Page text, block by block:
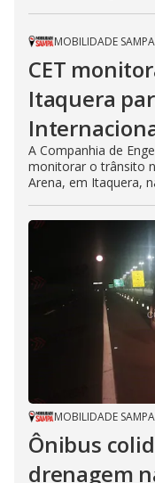
MOBILIDADE SAMPA
CET
Itaquera
A Companhia de
monitorar o trânsito
Arena, em Itaquera,
MOBILIDADE SAMPA
Ônibus
drenagem